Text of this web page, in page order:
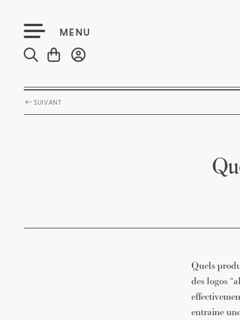
MENU
SUIVANT
Quels
des logos
entraine